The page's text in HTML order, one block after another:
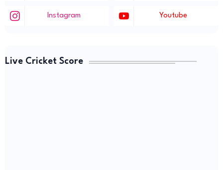
Instagram Youtube
Live Cricket Score